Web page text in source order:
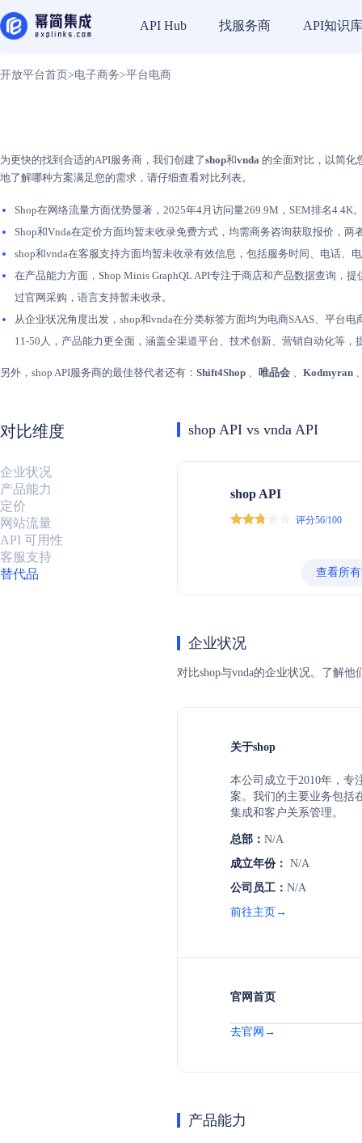
API Hub 找服务商 API知识库
开放平台首页 >电子商务>平台电商
为更快的找到合适的API服务商，我们创建了shop和vnda 的全面对比，以简化
地了解哪种方案满足您的需求，请仔细查看对比列表。
Shop在网络流量方面优势显著，2025年4月访问量269.9M，SEM排名
Shop和Vnda在定价方面均暂未收录免费方式，均需商务咨询获取报价，
shop和vnda在客服支持方面均暂未收录有效信息，包括服务时间、电话
在产品能力方面，Shop Minis GraphQL API专注于商店和产品数据查询，
过官网采购，语言支持暂未收录。
从企业状况角度出发，shop和vnda在分类标签方面均为电商SAAS、平台
11-50人，产品能力更全面，涵盖全渠道平台、技术创新、营销自动化等，
另外，shop API服务商的最佳替代者还有： Shift4Shop 、 唯品会 、 Kodmyran
对比维度
企业状况
产品能力
定价
网站流量
API 可用性
客服支持
替代品
shop API vs vnda API
shop API
评分56/100
查看所
企业状况
对比shop与vnda的企业状况。了解
关于shop
本公司成立于2010年，专
案。我们的主要业务包括
集成和客户关系管理。
总部： N/A
成立年份： N/A
公司员工： N/A
前往主页→
官网首页
去官网→
产品能力